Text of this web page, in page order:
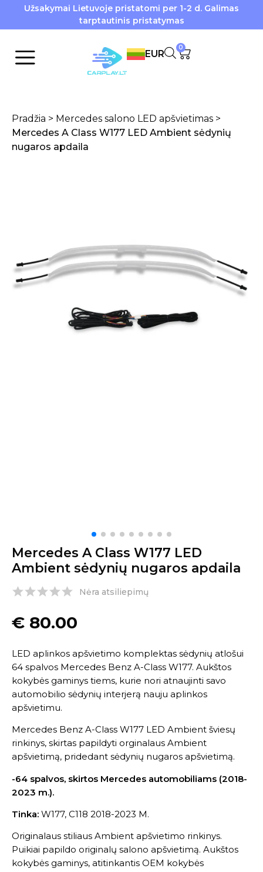
Užsakymai Lietuvoje pristatomi per 1-2 d. Galimas
tarptautinis pristatymas
EUR
0
Pradžia > Mercedes salono LED apšvietimas >
Mercedes A Class W177 LED Ambient sėdynių
nugaros apdaila
Mercedes A Class W177 LED
Ambient sėdynių nugaros apdaila
Nėra atsiliepimų
€ 80.00
LED aplinkos apšvietimo komplektas sėdynių atlošui
64 spalvos Mercedes Benz A-Class W177. Aukštos
kokybės gaminys tiems, kurie nori atnaujinti savo
automobilio sėdynių interjerą nauju aplinkos
apšvietimu.
Mercedes Benz A-Class W177 LED Ambient šviesų
rinkinys, skirtas papildyti orginalaus Ambient
apšvietimą, pridedant sėdynių nugaros apšvietimą.
-64 spalvos, skirtos Mercedes automobiliams (2018-
2023 m.).
Tinka: W177, C118 2018-2023 M.
Originalaus stiliaus Ambient apšvietimo rinkinys.
Puikiai papildo originalų salono apšvietimą. Aukštos
kokybės gaminys, atitinkantis OEM kokybės